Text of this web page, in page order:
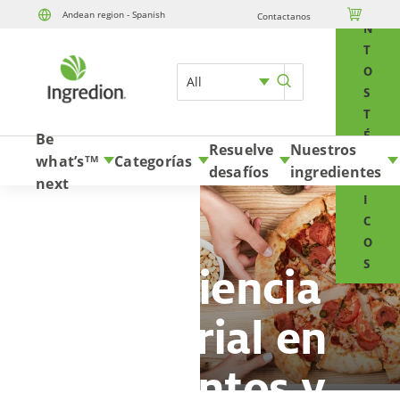
Andean region - Spanish Contactanos 
All
N
T
O
S
T
É
N
I
C
O
S
Be
what’s
next
TM Categorías
Resuelve
desafíos
Nuestros
ingredientes
Experiencia
Sensorial en
Alimentos y